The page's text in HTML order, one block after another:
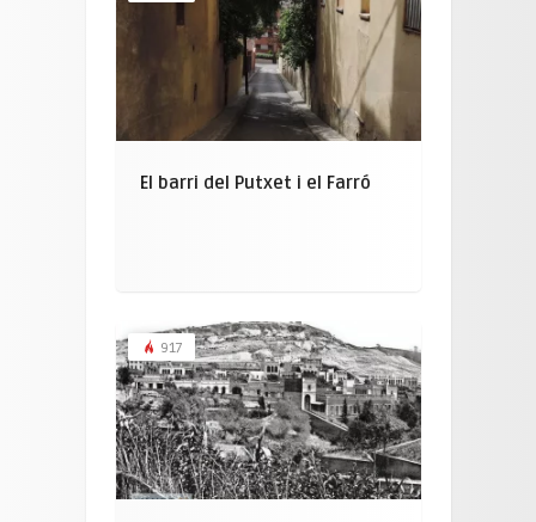
El barri del Putxet i el Farró
917